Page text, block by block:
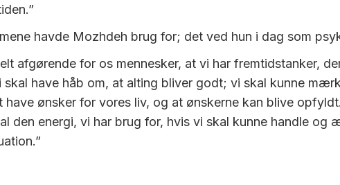
havde Mozhdeh brug for; det ved hun i dag som
afgørende for os mennesker, at vi har fremtidstanker,
skal have håb om, at alting bliver godt; vi skal kunne
have ønsker for vores liv, og at ønskerne kan blive
den energi, vi har brug for, hvis vi skal kunne handle og